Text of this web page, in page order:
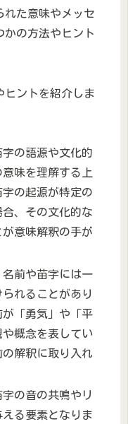
れた意味やメッセ
かの方法やヒント
ヒントを紹介しま
の語源や文化的
味を理解する上
の起源が特定の
、その文化的な
意味解釈の手が
前や苗字には一
れることがあり
「勇気」や「平
概念を表してい
解釈に取り入れ
の音の共鳴やリ
る要素となりま